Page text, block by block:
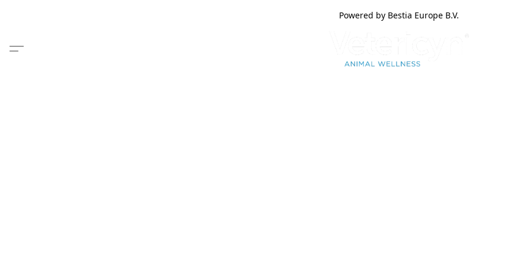
Powered by Bestia Europe B.V.